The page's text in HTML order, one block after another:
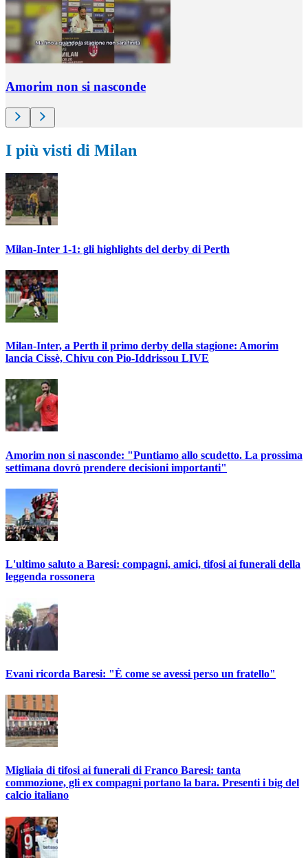
Amorim non si nasconde
I più visti di Milan
Milan-Inter 1-1: gli highlights del derby di Perth
Milan-Inter, a Perth il primo derby della stagione: Amorim
lancia Cissè, Chivu con Pio-Iddrissou LIVE
Amorim non si nasconde: "Puntiamo allo scudetto. La prossima
settimana dovrò prendere decisioni importanti"
L'ultimo saluto a Baresi: compagni, amici, tifosi ai funerali della
leggenda rossonera
Evani ricorda Baresi: "È come se avessi perso un fratello"
Migliaia di tifosi ai funerali di Franco Baresi: tanta
commozione, gli ex compagni portano la bara. Presenti i big del
calcio italiano